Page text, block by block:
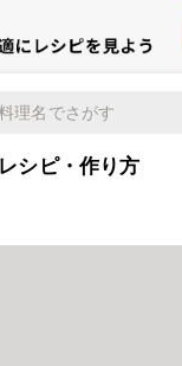
シピ・作り方